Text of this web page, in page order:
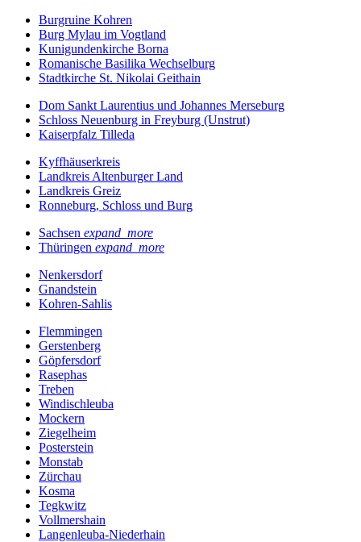
Burgruine Kohren
Burg Mylau im Vogtland
Kunigundenkirche Borna
Romanische Basilika Wechselburg
Stadtkirche St. Nikolai Geithain
Dom Sankt Laurentius und Johannes Merseburg
Schloss Neuenburg in Freyburg (Unstrut)
Kaiserpfalz Tilleda
Kyffhäuserkreis
Landkreis Altenburger Land
Landkreis Greiz
Ronneburg, Schloss und Burg
Sachsen expand_more
Thüringen expand_more
Nenkersdorf
Gnandstein
Kohren-Sahlis
Flemmingen
Gerstenberg
Göpfersdorf
Rasephas
Treben
Windischleuba
Mockern
Ziegelheim
Posterstein
Monstab
Zürchau
Kosma
Tegkwitz
Vollmershain
Langenleuba-Niederhain